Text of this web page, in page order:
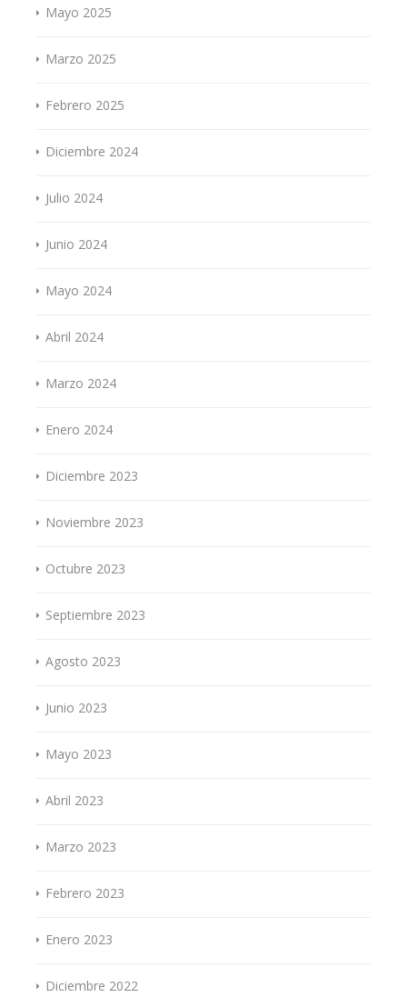
Mayo 2025
Marzo 2025
Febrero 2025
Diciembre 2024
Julio 2024
Junio 2024
Mayo 2024
Abril 2024
Marzo 2024
Enero 2024
Diciembre 2023
Noviembre 2023
Octubre 2023
Septiembre 2023
Agosto 2023
Junio 2023
Mayo 2023
Abril 2023
Marzo 2023
Febrero 2023
Enero 2023
Diciembre 2022